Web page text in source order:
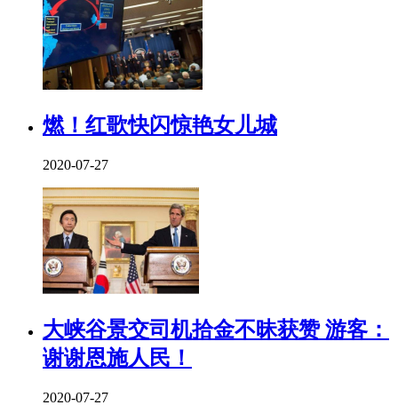
燃！红歌快闪惊艳女儿城
2020-07-27
大峡谷景交司机拾金不昧获赞 游客：
谢谢恩施人民！
2020-07-27